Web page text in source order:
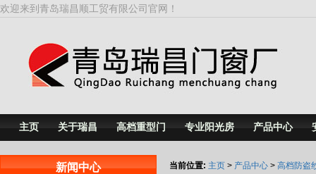
欢迎来到青岛瑞昌顺工贸有限公司官网！
主页 关于瑞昌 高档重型门 专业阳光房 产品中心
新闻中心 当前位置: 主页 > 产品中心 > 高档防盗